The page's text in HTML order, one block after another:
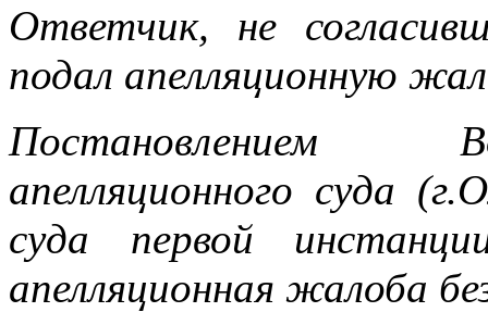
Ответчик, не
подал апелляционную
Постановлением
апелляционного суда
суда первой
апелляционная жалоба